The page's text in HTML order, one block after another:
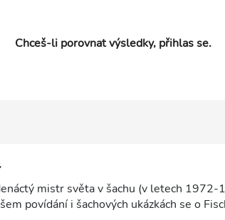
Chceš-li porovnat výsledky, přihlas se.
mistr světa v šachu (v letech
povídání i šachových ukázkách se o